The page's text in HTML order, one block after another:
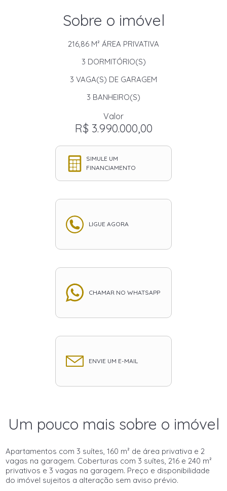
Sobre o imóvel
216,86 M² ÁREA PRIVATIVA
3 DORMITÓRIO(S)
3 VAGA(S) DE GARAGEM
3 BANHEIRO(S)
Valor
R$ 3.990.000,00
SIMULE UM
FINANCIAMENTO
LIGUE AGORA
CHAMAR NO WHATSAPP
ENVIE UM E-MAIL
Um pouco mais sobre o imóvel
Apartamentos com 3 suítes, 160 m² de área privativa e 2
vagas na garagem. Coberturas com 3 suítes, 216 e 240 m²
privativos e 3 vagas na garagem. Preço e disponibilidade
do imóvel sujeitos a alteração sem aviso prévio.